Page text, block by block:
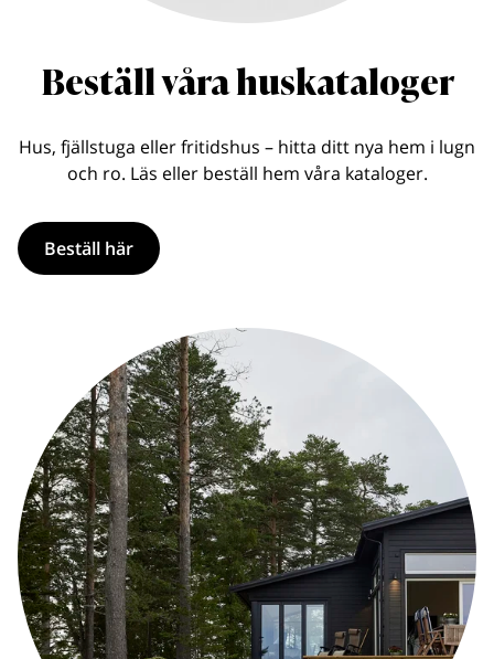
Beställ våra huskataloger
Hus, fjällstuga eller fritidshus – hitta ditt nya hem i lugn
och ro. Läs eller beställ hem våra kataloger.
Beställ här